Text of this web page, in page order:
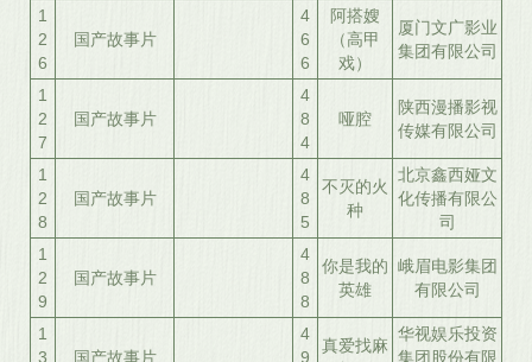
1
2
6
国产故事片
4
6
6
阿搭嫂
（高甲
戏）
厦门文广影业
集团有限公司
1
2
7
国产故事片
4
8
4
哑腔
陕西漫播影视
传媒有限公司
1
2
8
国产故事片
4
8
5
不灭的火
种
北京鑫西娅文
化传播有限公
司
1
2
9
国产故事片
4
8
8
你是我的
英雄
峨眉电影集团
有限公司
1
3
国产故事片
4
9
真爱找麻
华视娱乐投资
集团股份有限